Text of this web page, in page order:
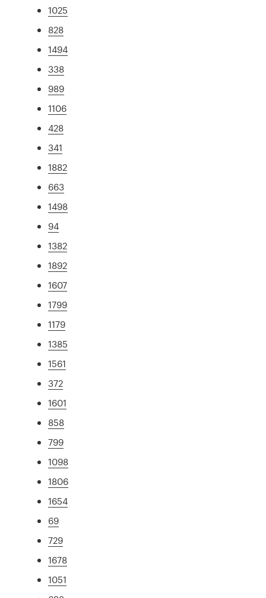
1025
828
1494
338
989
1106
428
341
1882
663
1498
94
1382
1892
1607
1799
1179
1385
1561
372
1601
858
799
1098
1806
1654
69
729
1678
1051